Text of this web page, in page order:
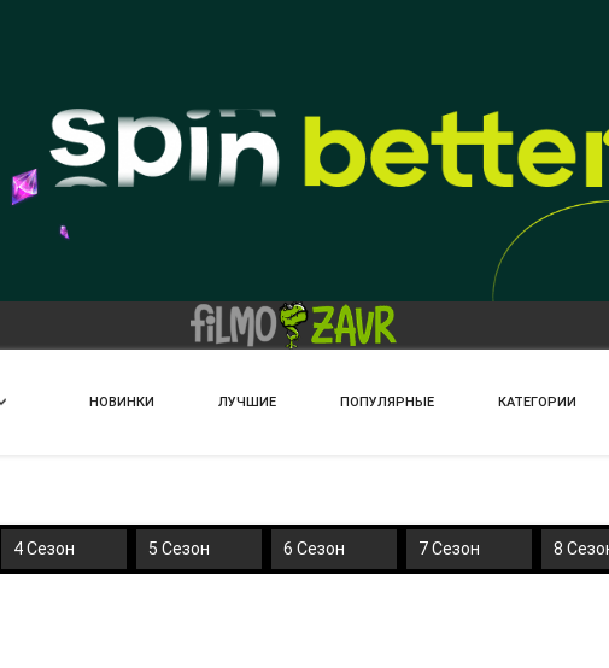
НОВИНКИ ЛУЧШИЕ ПОПУЛЯРНЫЕ КАТЕГОРИИ
4 Сезон 5 Сезон 6 Сезон 7 Сезон 8